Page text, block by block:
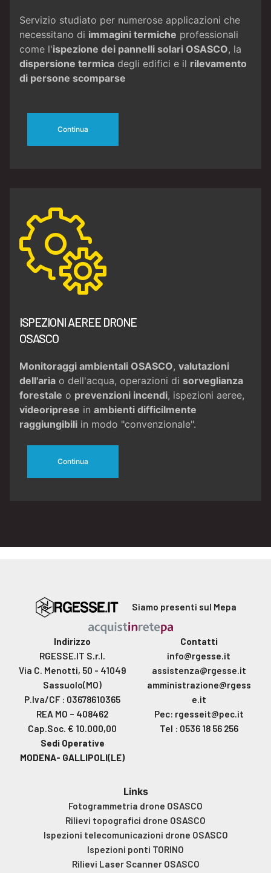
Servizio studiato per numerose applicazioni che
necessitano di immagini termiche professionali
come l'ispezione dei pannelli solari OSASCO, la
dispersione termica degli edifici e il rilevamento
di persone scomparse
Continua
ISPEZIONI AEREE DRONE
OSASCO
Monitoraggi ambientali OSASCO, valutazioni
dell'aria o dell'acqua, operazioni di sorveglianza
forestale o prevenzioni incendi, ispezioni aeree,
videoriprese in ambienti difficilmente
raggiungibili in modo "convenzionale".
Continua
Siamo presenti sul Mepa
Indirizzo
RGESSE.IT S.r.l.
Via C. Menotti, 50 - 41049
Sassuolo(MO)
P.Iva/CF : 03678610365
REA MO – 408462
Cap.Soc. € 10.000,00
Sedi Operative
MODENA- GALLIPOLI(LE)
Contatti
info@rgesse.it
assistenza@rgesse.it
amministrazione@rgess
e.it
Pec: rgesseit@pec.it
Tel : 0536 18 56 256
Links
Fotogrammetria drone OSASCO
Rilievi topografici drone OSASCO
Ispezioni telecomunicazioni drone OSASCO
Ispezioni ponti TORINO
Rilievi Laser Scanner OSASCO